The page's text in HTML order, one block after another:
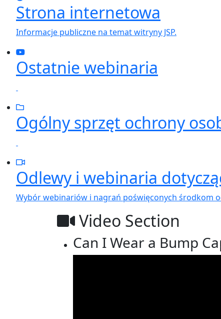
Strona internetowa
Informacje publiczne na temat witryny JSP.
Ostatnie webinaria
Ogólny sprzęt ochrony
Odlewy i webinaria
Wybór webinariów i nagrań poświęconych środkom
Video Section
Can I Wear a Bump